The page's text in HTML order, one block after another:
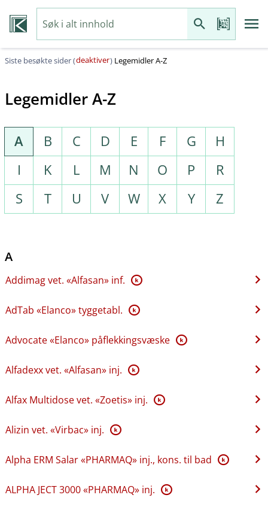
Siste besøkte sider (deaktiver) Legemidler A-Z
Legemidler A-Z
A B C D E F G
H
I
K L M N O P
R
S
T U V W X Y Z
A
Addimag vet. «Alfasan» inf. K
AdTab «Elanco» tyggetabl. K
Advocate «Elanco» påflekkingsvæske K
Alfadexx vet. «Alfasan» inj. K
Alfax Multidose vet. «Zoetis» inj. K
Alizin vet. «Virbac» inj. K
Alpha ERM Salar «PHARMAQ» inj., kons. til bad K
ALPHA JECT 3000 «PHARMAQ» inj. K